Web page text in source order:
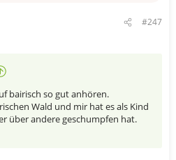
#247
bairisch so gut anhören.
Wald und mir hat es als Kind
über andere geschumpfen hat.